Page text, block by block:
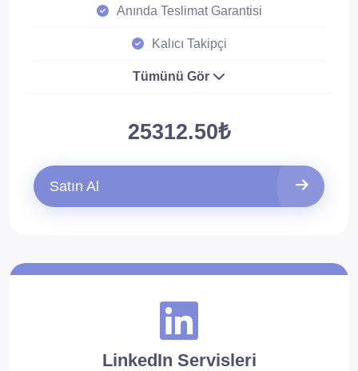
Anında Teslimat Garantisi
Kalıcı Takipçi
Tümünü Gör
25312.50₺
Satın Al
LinkedIn Servisleri